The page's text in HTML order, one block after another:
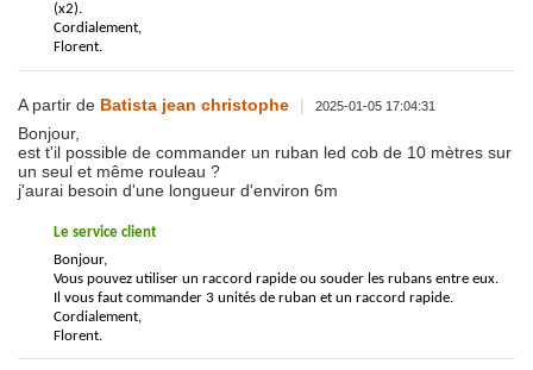
(x2).
Cordialement,
Florent.
A partir de Batista jean christophe | 2025-01-05 17:04:31
Bonjour,
est t'il possible de commander un ruban led cob de 10 mètres sur
un seul et même rouleau ?
j'aurai besoin d'une longueur d'environ 6m
Le service client
Bonjour,
Vous pouvez utiliser un raccord rapide ou souder les rubans entre eux.
Il vous faut commander 3 unités de ruban et un raccord rapide.
Cordialement,
Florent.